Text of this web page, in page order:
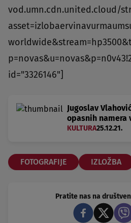
vod.umn.cdn.united.cloud/
id="3326146"]
Jugoslav
opasnih namera
KULTURA25.12.21.
FOTOGRAFIJE IZLOŽBA
Pratite nas na